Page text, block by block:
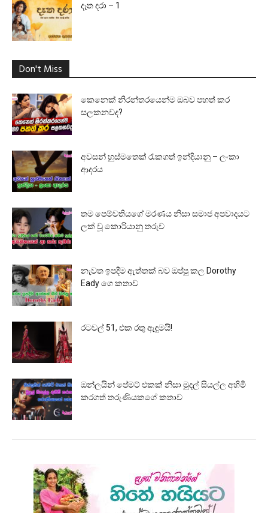
දෑත දරා – 1
Don't Miss
කෙනෙක් නිරන්තරයෙන්ම ඔබව පහත් කර
සලකනවද?
අවසන් හුස්මතෙක් රැකගත් ඉන්දියානු – ලංකා
ආදරය
තම පෙම්වතියගේ මරණය නිසා සමාජ අපවාදයට
ලක් වූ කොරියානු තරුව
නැවත ඉපදීම ඇත්තක් බව ඔප්පු කල Dorothy
Eady ගෙ කතාව
රටවල් 51, එක රතු ඇඳුමයි!
ඔන්ලයින් පේමට් එකක් නිසා මුදල් සියල්ල අහිමි
කරගත් තරුණියකගේ කතාව